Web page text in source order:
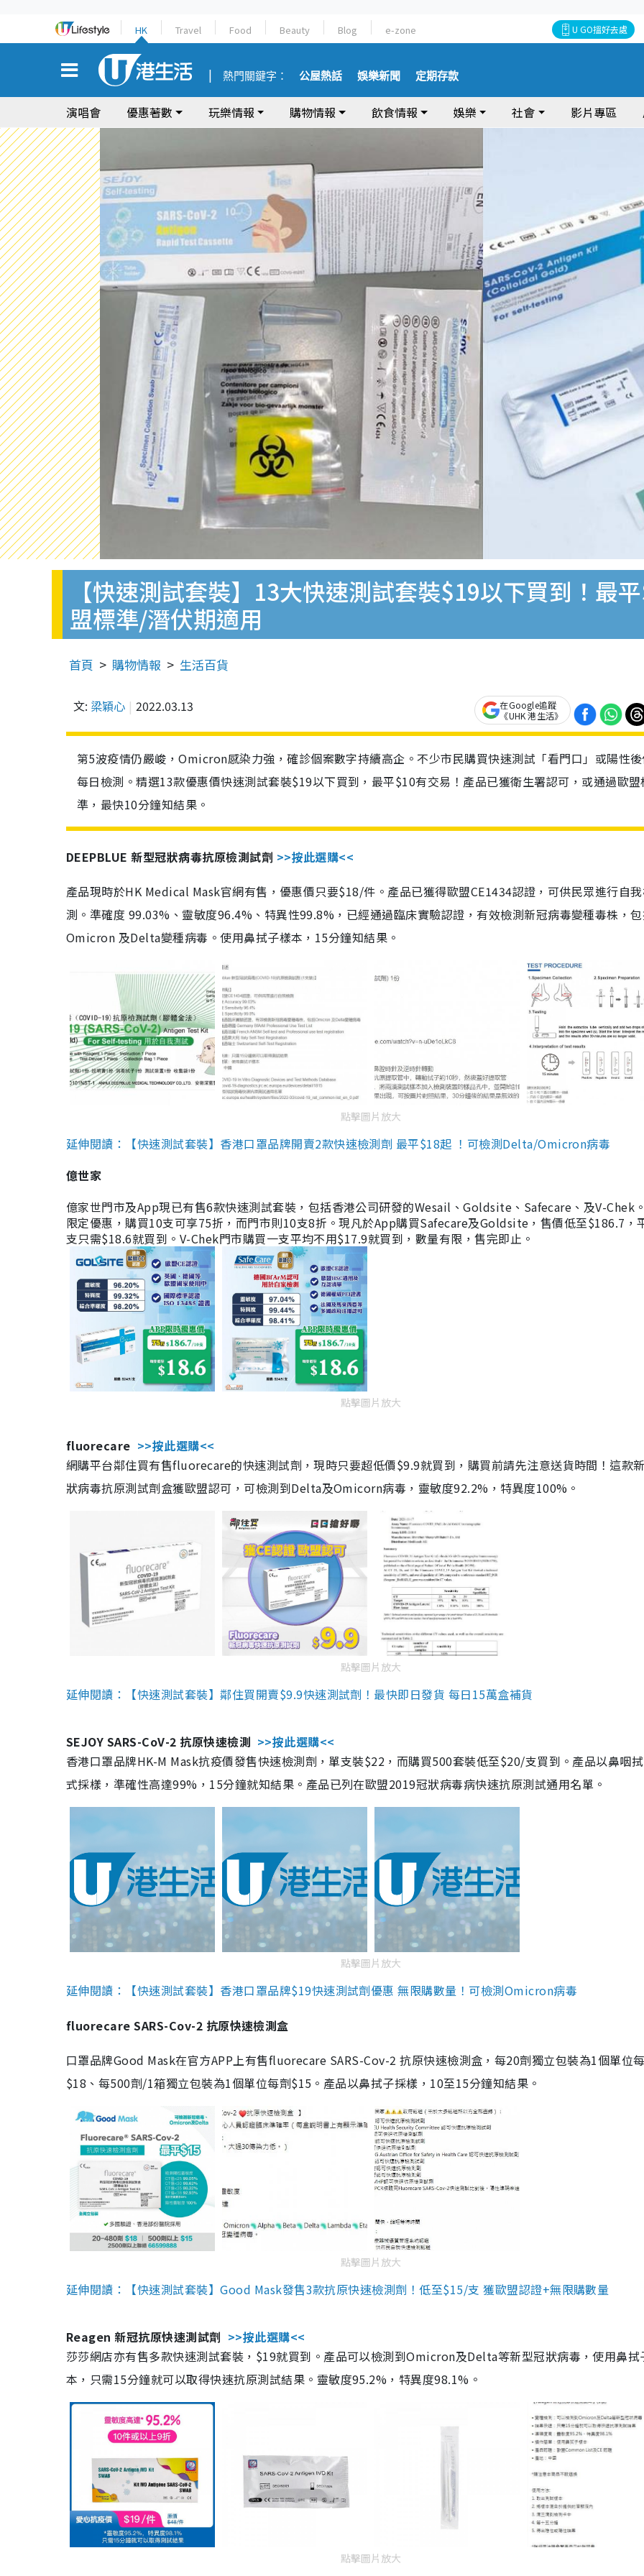
HK Travel Food Beauty Blog e-zone U GO搵好去處
熱門關鍵字： 公屋熱話 娛樂新聞 定期存款
演唱會 優惠著數 玩樂情報 購物情報 飲食情報 娛樂 社會 影片專區
【快速測試套裝】13大快速測試套裝$19以下買到！最
盟標準/潛伏期適用
首頁 購物情報 生活百貨
文: 梁穎心 2022.03.13
在Google追蹤
《UHK 港生活》
第5波疫情仍嚴峻，Omicron感染力強，確診個案數字持續高企。不少市民購買快速測試「看門口」或陽性
每日檢測。精選13款優惠價快速測試套裝$19以下買到，最平$10有交易！產品已獲衛生署認可，或通過歐盟
準，最快10分鐘知結果。
DEEPBLUE 新型冠狀病毒抗原檢測試劑 >>按此選購<<
產品現時於HK Medical Mask官網有售，優惠價只要$18/件。產品已獲得歐盟CE1434認證，可供民眾進行自
測。準確度 99.03%、靈敏度96.4%、特異性99.8%，已經通過臨床實驗認證，有效檢測新冠病毒變種毒株，
Omicron 及Delta變種病毒。使用鼻拭子樣本，15分鐘知結果。
點擊圖片放大
延伸閱讀：【快速測試套裝】香港口罩品牌開賣2款快速檢測劑 最平$18起 ！可檢測Delta/Omicron病毒
億世家
億家世門市及App現已有售6款快速測試套裝，包括香港公司研發的Wesail、Goldsite、Safecare、及V-Chek
限定優惠，購買10支可享75折，而門市則10支8折。現凡於App購買Safecare及Goldsite，售價低至$186.7，
支只需$18.6就買到。V-Chek門市購買一支平均不用$17.9就買到，數量有限，售完即止。
點擊圖片放大
fluorecare >>按此選購<<
網購平台鄰住買有售fluorecare的快速測試劑，現時只要超低價$9.9就買到，購買前請先注意送貨時間！這款
狀病毒抗原測試劑盒獲歐盟認可，可檢測到Delta及Omicorn病毒，靈敏度92.2%，特異度100%。
點擊圖片放大
延伸閱讀：【快速測試套裝】鄰住買開賣$9.9快速測試劑！最快即日發貨 每日15萬盒補貨
SEJOY SARS-CoV-2 抗原快速檢測 >>按此選購<<
香港口罩品牌HK-M Mask抗疫價發售快速檢測劑，單支裝$22，而購買500套裝低至$20/支買到。產品以鼻咽
式採樣，準確性高達99%，15分鐘就知結果。產品已列在歐盟2019冠狀病毒病快速抗原測試通用名單。
點擊圖片放大
延伸閱讀：【快速測試套裝】香港口罩品牌$19快速測試劑優惠 無限購數量！可檢測Omicron病毒
fluorecare SARS-Cov-2 抗原快速檢測盒
口罩品牌Good Mask在官方APP上有售fluorecare SARS-Cov-2 抗原快速檢測盒，每20劑獨立包裝為1個單位
$18、每500劑/1箱獨立包裝為1個單位每劑$15。產品以鼻拭子採樣，10至15分鐘知結果。
點擊圖片放大
延伸閱讀：【快速測試套裝】Good Mask發售3款抗原快速檢測劑！低至$15/支 獲歐盟認證+無限購數量
Reagen 新冠抗原快速測試劑 >>按此選購<<
莎莎網店亦有售多款快速測試套裝，$19就買到。產品可以檢測到Omicron及Delta等新型冠狀病毒，使用鼻拭
本，只需15分鐘就可以取得快速抗原測試結果。靈敏度95.2%，特異度98.1%。
點擊圖片放大